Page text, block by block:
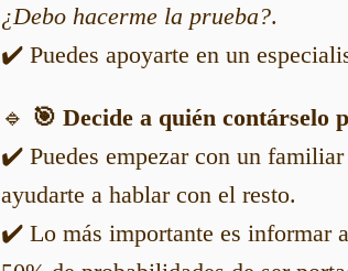
¿Debo hacerme la prueba?.
✔️ Puedes apoyarte en un
🔹 🎯 Decide a quién contárselo
✔️ Puedes empezar con un
ayudarte a hablar con el resto.
✔️ Lo más importante es informar a